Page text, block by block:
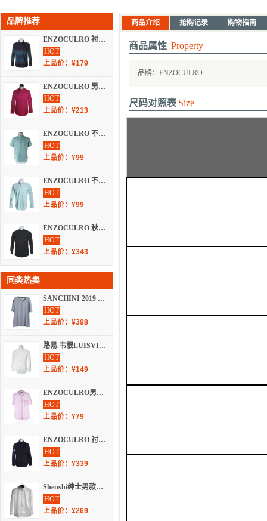
品牌推荐
ENZOCULRO 衬衫 秋冬 长袖休闲 EC065B
HOT
上品价：¥179
ENZOCULRO 男装 秋冬 长袖休闲 A-368
HOT
上品价：¥213
ENZOCULRO 不分季节 服装 男上装 男士衬衫 ED002B
HOT
上品价：¥99
ENZOCULRO 不分季节 服装 男上装 男士衬衫 EC007B
HOT
上品价：¥99
ENZOCULRO 秋冬 男装 衬衫 长袖休闲 A-361
HOT
上品价：¥343
同类热卖
SANCHINI 2019 春夏 短袖休闲 S41T311020
HOT
上品价：¥398
路易.韦根LUISVIGIN 男装 秋冬 长袖休闲 C246A
HOT
上品价：¥149
ENZOCULRO男式纯棉短袖衬衫
HOT
上品价：¥79
ENZOCULRO 衬衫 秋冬 长袖休闲 A-362
HOT
上品价：¥339
Shenshi绅士男款修身版长袖衬衫
HOT
上品价：¥269
商品介绍 抢购记录 购物指南
商品属性 Property
品牌：ENZOCULRO
尺码对照表 Size